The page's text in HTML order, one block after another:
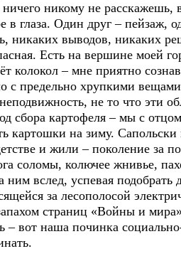
никому не расскажешь,
глаза. Один друг – пейзаж,
никаких выводов, никаких
Есть на вершине моей
колокол – мне приятно
с предельно хрупкими
не то что эти
сбора картофеля – мы с
картошки на зиму. Сапольски
и жили – поколение за
соломы, колючее жнивье,
ним вслед, успевая подобрать
за лесополосой
страниц «Войны и
– вот наша починка